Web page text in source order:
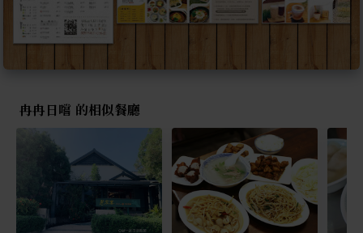
冉冉日嚐 的相似餐廳